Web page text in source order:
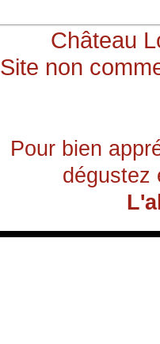
Château
Site non
Pour bien
dégustez